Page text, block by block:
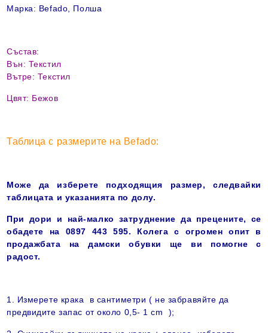
Марка: Befado, Полша
Състав:
Вън: Текстил
Вътре: Текстил
Цвят: Бежов
Таблица с размерите на Befado:
Може да изберете подходящия размер, следвайки
таблицата и указанията по долу.
При дори и най-малко затруднение да прецените, се
обадете на 0897 443 595. Колега с огромен опит в
продажбата на дамски обувки ще ви помогне с
радост.
1. Измерете крака в сантиметри ( не забравяйте да
предвидите запас от около 0,5- 1 cm );